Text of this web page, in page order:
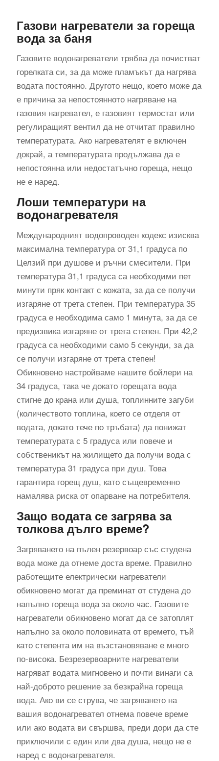
Газови нагреватели за гореща
вода за баня
Газовите водонагреватели трябва да почистват
горелката си, за да може пламъкът да нагрява
водата постоянно. Другото нещо, което може да
е причина за непостоянното нагряване на
газовия нагревател, е газовият термостат или
регулиращият вентил да не отчитат правилно
температурата. Ако нагревателят е включен
докрай, а температурата продължава да е
непостоянна или недостатъчно гореща, нещо
не е наред.
Лоши температури на
водонагревателя
Международният водопроводен кодекс изисква
максимална температура от 31,1 градуса по
Целзий при душове и ръчни смесители. При
температура 31,1 градуса са необходими пет
минути пряк контакт с кожата, за да се получи
изгаряне от трета степен. При температура 35
градуса е необходима само 1 минута, за да се
предизвика изгаряне от трета степен. При 42,2
градуса са необходими само 5 секунди, за да
се получи изгаряне от трета степен!
Обикновено настройваме нашите бойлери на
34 градуса, така че докато горещата вода
стигне до крана или душа, топлинните загуби
(количеството топлина, което се отделя от
водата, докато тече по тръбата) да понижат
температурата с 5 градуса или повече и
собственикът на жилището да получи вода с
температура 31 градуса при душ. Това
гарантира горещ душ, като същевременно
намалява риска от опарване на потребителя.
Защо водата се загрява за
толкова дълго време?
Загряването на пълен резервоар със студена
вода може да отнеме доста време. Правилно
работещите електрически нагреватели
обикновено могат да преминат от студена до
напълно гореща вода за около час. Газовите
нагреватели обикновено могат да се затоплят
напълно за около половината от времето, тъй
като степента им на възстановяване е много
по-висока. Безрезервоарните нагреватели
нагряват водата мигновено и почти винаги са
най-доброто решение за безкрайна гореща
вода. Ако ви се струва, че загряването на
вашия водонагревател отнема повече време
или ако водата ви свършва, преди дори да сте
приключили с един или два душа, нещо не е
наред с водонагревателя.